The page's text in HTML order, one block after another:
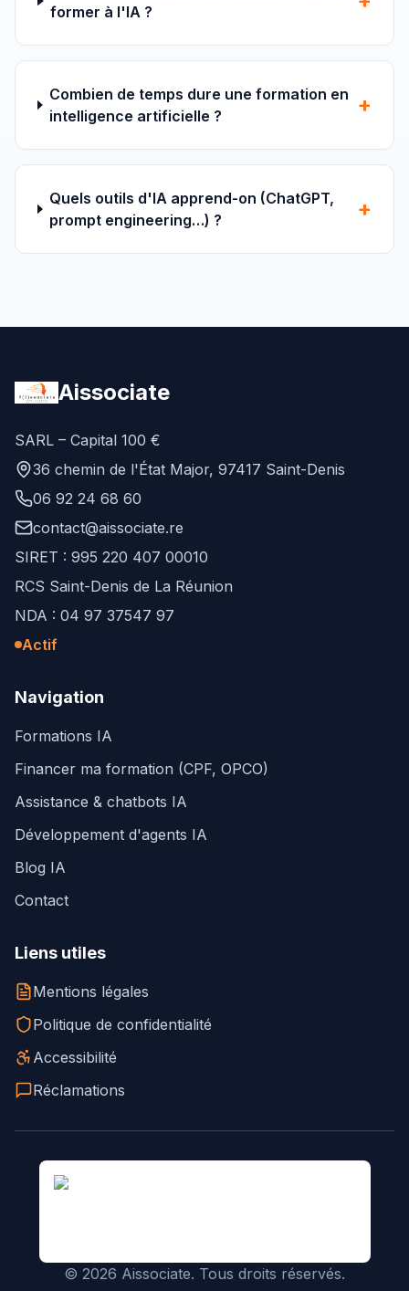
former à l'IA ?
Combien de temps dure une formation en
intelligence artificielle ?
+
Quels outils d'IA apprend-on (ChatGPT,
prompt engineering…) ?
+
Aissociate
SARL – Capital 100 €
36 chemin de l'État Major, 97417 Saint-Denis
06 92 24 68 60
contact@aissociate.re
SIRET : 995 220 407 00010
RCS Saint-Denis de La Réunion
NDA : 04 97 37547 97
Actif
Navigation
Formations IA
Financer ma formation (CPF, OPCO)
Assistance & chatbots IA
Développement d'agents IA
Blog IA
Contact
Liens utiles
Mentions légales
Politique de confidentialité
Accessibilité
Réclamations
© 2026 Aissociate. Tous droits réservés.